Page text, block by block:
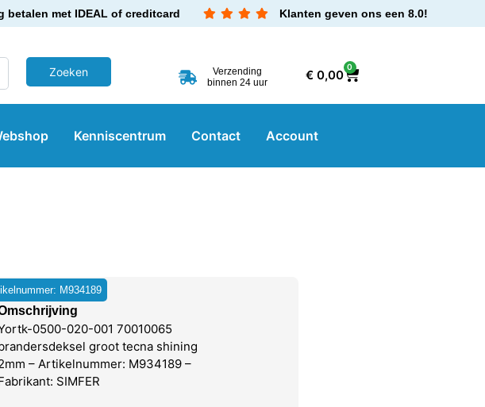
betalen met IDEAL of creditcard Klanten geven ons een 8.0!
Verzending
binnen 24 uur
€0,00
0
Kenniscentrum Contact Account
M934189
0500-020-001 70010065
groot tecna shining
– Artikelnummer: M934189 –
SIMFER